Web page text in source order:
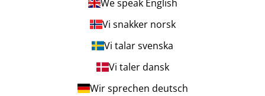
We speak English
Vi snakker norsk
Vi talar svenska
Vi taler dansk
Wir sprechen deutsch